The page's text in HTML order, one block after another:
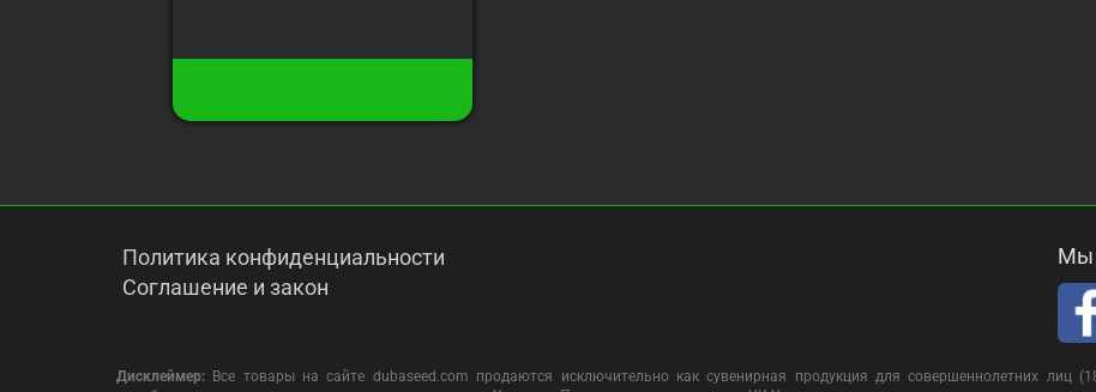
Политика конфиденциальности
Соглашение и закон
Мы
Дисклеймер: Все товары на сайте dubaseed.com продаются исключительно как сувенирная продукция для совершеннолетних лиц